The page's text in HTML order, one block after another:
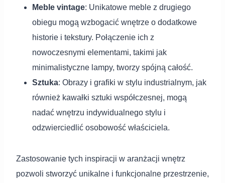
Meble vintage: Unikatowe meble z drugiego
obiegu mogą wzbogacić wnętrze o dodatkowe
historie i tekstury. Połączenie ich z
nowoczesnymi elementami, takimi jak
minimalistyczne lampy, tworzy spójną całość.
Sztuka: Obrazy i grafiki w stylu industrialnym, jak
również kawałki sztuki współczesnej, mogą
nadać wnętrzu indywidualnego stylu i
odzwierciedlić osobowość właściciela.
Zastosowanie tych inspiracji w aranżacji wnętrz
pozwoli stworzyć unikalne i funkcjonalne przestrzenie,